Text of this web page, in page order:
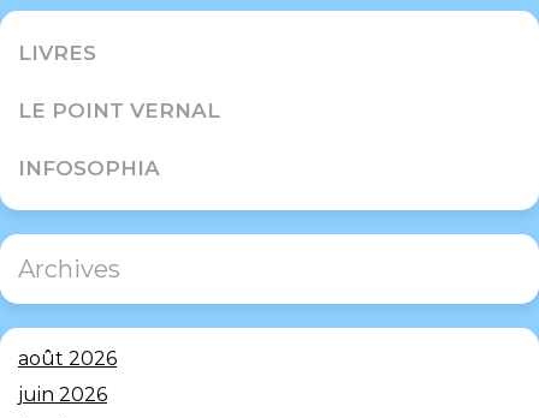
LIVRES
LE POINT VERNAL
INFOSOPHIA
Archives
août 2026
juin 2026